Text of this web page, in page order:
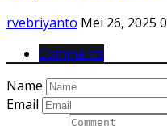
rvebriyanto Mei 26, 2025 0
Comments
Name
Email